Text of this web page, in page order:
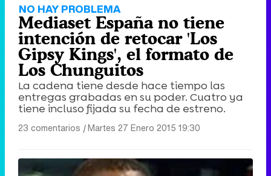
NO HAY PROBLEMA
Mediaset España no tiene
intención de retocar 'Los
Gipsy Kings', el formato de
Los Chunguitos
La cadena tiene desde hace tiempo las
entregas grabadas en su poder. Cuatro ya
tiene incluso fijada su fecha de estreno.
23 comentarios |Martes 27 Enero 2015 19:30